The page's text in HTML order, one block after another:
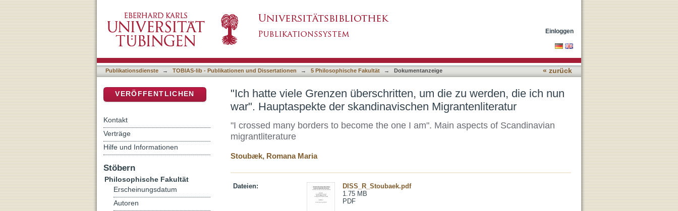
skandinavischen Migrantenliteratur
Einloggen
Publikationsdienste → TOBIAS-lib - Publikationen und Dissertationen → 5 Philosophische Fakultät → Dokumentanzeige « zurück
"Ich hatte viele Grenzen überschritten, um die zu werden, die ich nun
war". Hauptaspekte der skandinavischen Migrantenliteratur
"I crossed many borders to become the one I am". Main aspects of Scandinavian
migrantliterature
Stoubæk, Romana Maria
Dateien:
DISS_R_Stoubaek.pdf
1.75 MB
PDF
VERÖFFENTLICHEN
Kontakt
Verträge
Hilfe und Informationen
Stöbern
Philosophische Fakultät
Erscheinungsdatum
Autoren